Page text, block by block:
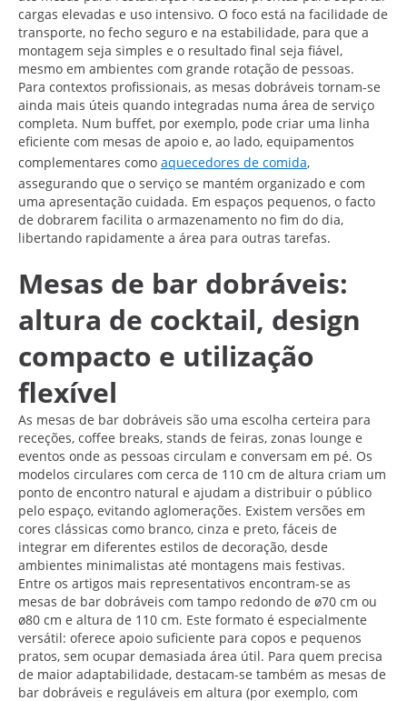
cargas elevadas e uso intensivo. O foco está na facilidade de
transporte, no fecho seguro e na estabilidade, para que a
montagem seja simples e o resultado final seja fiável,
mesmo em ambientes com grande rotação de pessoas.
Para contextos profissionais, as mesas dobráveis tornam-se
ainda mais úteis quando integradas numa área de serviço
completa. Num buffet, por exemplo, pode criar uma linha
eficiente com mesas de apoio e, ao lado, equipamentos
complementares como aquecedores de comida,
assegurando que o serviço se mantém organizado e com
uma apresentação cuidada. Em espaços pequenos, o facto
de dobrarem facilita o armazenamento no fim do dia,
libertando rapidamente a área para outras tarefas.
Mesas de bar dobráveis:
altura de cocktail, design
compacto e utilização
flexível
As mesas de bar dobráveis são uma escolha certeira para
receções, coffee breaks, stands de feiras, zonas lounge e
eventos onde as pessoas circulam e conversam em pé. Os
modelos circulares com cerca de 110 cm de altura criam um
ponto de encontro natural e ajudam a distribuir o público
pelo espaço, evitando aglomerações. Existem versões em
cores clássicas como branco, cinza e preto, fáceis de
integrar em diferentes estilos de decoração, desde
ambientes minimalistas até montagens mais festivas.
Entre os artigos mais representativos encontram-se as
mesas de bar dobráveis com tampo redondo de ø70 cm ou
ø80 cm e altura de 110 cm. Este formato é especialmente
versátil: oferece apoio suficiente para copos e pequenos
pratos, sem ocupar demasiada área útil. Para quem precisa
de maior adaptabilidade, destacam-se também as mesas de
bar dobráveis e reguláveis em altura (por exemplo, com